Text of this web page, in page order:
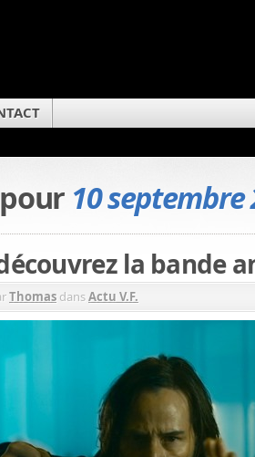
10 septembre
la bande
Thomas dansActu V.F.